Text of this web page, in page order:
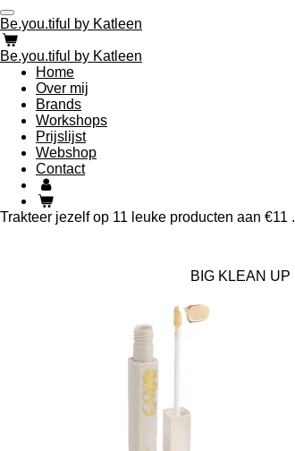
Ga
direct
naar
de
hoofdinhoud
Be.you.tiful by Katleen
Be.you.tiful by Katleen
Home
Over mij
Brands
Workshops
Prijslijst
Webshop
Contact
Trakteer jezelf op 11 leuke producten aan €11 .
BIG KLEAN UP